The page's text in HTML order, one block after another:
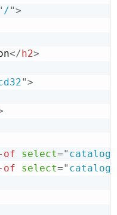
/">
</ h2>
">
of select="
of select="